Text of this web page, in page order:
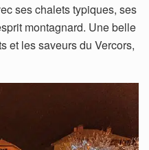
ses chalets typiques, ses
montagnard. Une belle
et les saveurs du Vercors,